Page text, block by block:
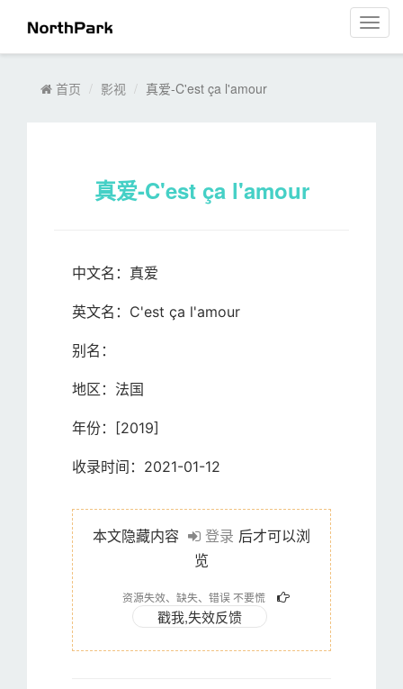
菜
单
首页 影视 真爱-C'est ça l'amour
真爱-C'est ça l'amour
中文名：真爱
英文名：C'est ça l'amour
别名：
地区：法国
年份：[2019]
收录时间：2021-01-12
本文隐藏内容 登录 后才可以浏
览
资源失效、缺失、错误 不要慌